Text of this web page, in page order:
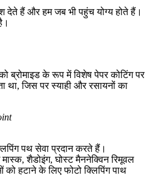
देते हैं और हम जब भी पहुंच योग्य होते हैं।
ब्रोमाइड के रूप में विशेष पेपर कोटिंग पर
था, जिस पर स्याही और रसायनों का
पथ सेवा प्रदान करते हैं।
शैडोइंग, घोस्ट मैननेक्विन रिमूवल
हटाने के लिए फोटो क्लिपिंग पाथ